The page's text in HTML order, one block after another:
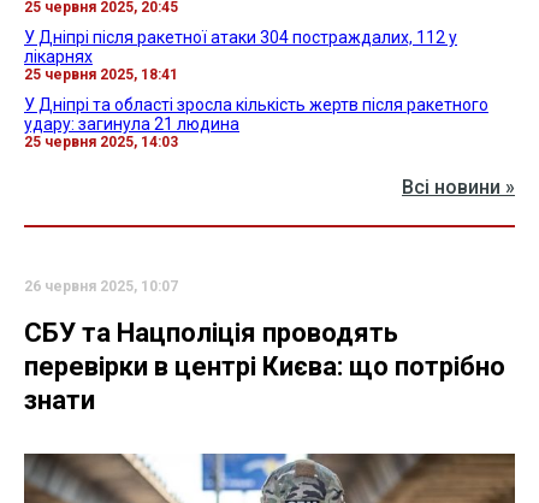
25 червня 2025, 20:45
У Дніпрі після ракетної атаки 304 постраждалих, 112 у
лікарнях
25 червня 2025, 18:41
У Дніпрі та області зросла кількість жертв після ракетного
удару: загинула 21 людина
25 червня 2025, 14:03
Всі новини »
26 червня 2025, 10:07
СБУ та Нацполіція проводять
перевірки в центрі Києва: що потрібно
знати